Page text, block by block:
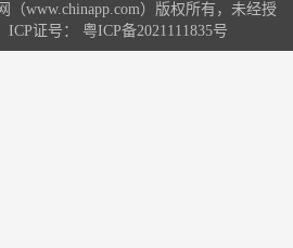
（www.chinapp.com）版权所有，未经授
ICP证号： 粤ICP备2021111835号